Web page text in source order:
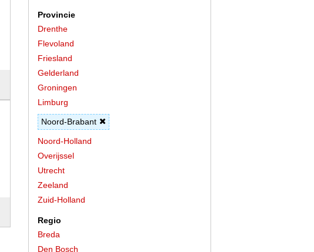
Provincie
Drenthe
Flevoland
Friesland
Gelderland
Groningen
Limburg
Noord-Brabant
Noord-Holland
Overijssel
Utrecht
Zeeland
Zuid-Holland
Regio
Breda
Den Bosch